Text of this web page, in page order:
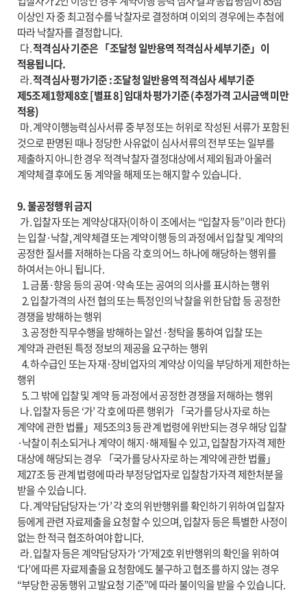
이상인 자 중 최고점수를 낙찰자로 결정하며 이외의 경우에는 추첨에
따라 낙찰자를 결정합니다.
다.적격심사 기준은 「조달청 일반용역 적격심사 세부기준」이
적용됩니다.
라.적격심사 평가기준 : 조달청 일반용역 적격심사 세부기준
제5조제1항제8호 [별표 8] 임대차 평가기준 (추정가격 고시금액 미만
적용)
마. 계약이행능력심사서류 중 부정 또는 허위로 작성된 서류가 포함된
것으로 판명된 때나 정당한 사유없이 심사서류의 전부 또는 일부를
제출하지 아니한 경우 적격낙찰자 결정대상에서 제외됨과 아울러
계약체결 후에도 동 계약을 해제 또는 해지할 수 있습니다.
9. 불공정행위 금지
가. 입찰자 또는 계약상대자(이하 이 조에서는 “입찰자 등”이라 한다)
는 입찰·낙찰, 계약체결 또는 계약이행 등의 과정에서 입찰 및 계약의
공정한 질서를 저해하는 다음 각 호의 어느 하나에 해당하는 행위를
하여서는 아니 됩니다.
1. 금품·향응 등의 공여·약속 또는 공여의 의사를 표시하는 행위
2. 입찰가격의 사전 협의 또는 특정인의 낙찰을 위한 담합 등 공정한
경쟁을 방해하는 행위
3. 공정한 직무수행을 방해하는 알선·청탁을 통하여 입찰 또는
계약과 관련된 특정 정보의 제공을 요구하는 행위
4. 하수급인 또는 자재·장비업자의 계약상 이익을 부당하게 제한하는
행위
5. 그 밖에 입찰 및 계약 등 과정에서 공정한 경쟁을 저해하는 행위
나. 입찰자 등은 ‘가’ 각 호에 따른 행위가 「국가를 당사자로 하는
계약에 관한 법률」제5조의3 등 관계 법령에 위반되는 경우 해당 입찰
·낙찰이 취소되거나 계약이 해지·해제될 수 있고, 입찰참가자격 제한
대상에 해당되는 경우 「국가를 당사자로 하는 계약에 관한 법률」
제27조 등 관계 법령에 따라 부정당업자로 입찰참가자격 제한처분을
받을 수 있습니다.
다. 계약담담당자는 ‘가’ 각 호의 위반행위를 확인하기 위하여 입찰자
등에게 관련 자료제출을 요청할 수 있으며, 입찰자 등은 특별한 사정이
없는 한 적극 협조하여야 합니다.
라. 입찰자 등은 계약담당자가 ‘가’제2호 위반행위의 확인을 위하여
‘다’에 따른 자료제출을 요청함에도 불구하고 협조를 하지 않는 경우
“부당한 공동행위 고발요청 기준”에 따라 불이익을 받을 수 있습니다.